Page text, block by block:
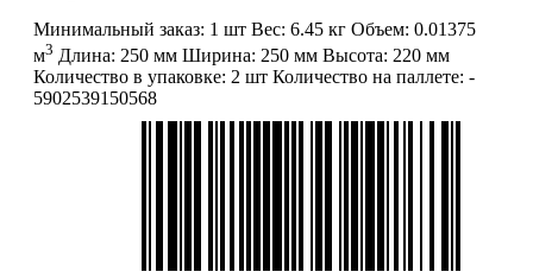
Минимальный заказ: 1 шт Вес: 6.45 кг Объем: 0.01375
м3 Длина: 250 мм Ширина: 250 мм Высота: 220 мм
Количество в упаковке: 2 шт Количество на паллете: -
5902539150568